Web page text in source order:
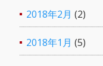
2018年2月 (2)
2018年1月 (5)